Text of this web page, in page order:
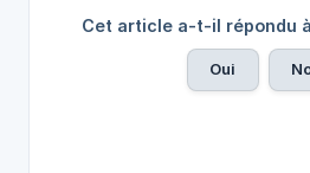
Cet article a-t-il répondu
Oui